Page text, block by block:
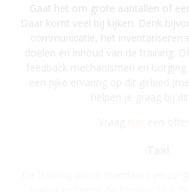
Gaat het om grote aantallen of
Daar komt veel bij kijken. Denk
communicatie, het inventariseren
doelen en inhoud van de training.